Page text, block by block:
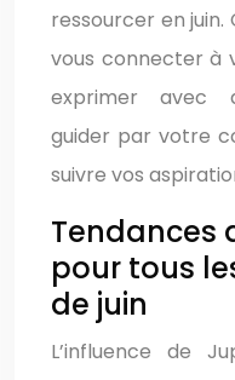
ressourcer en juin.
vous connecter à
exprimer avec
guider par votre
suivre vos
Tendances
pour tous
de juin
L’influence de